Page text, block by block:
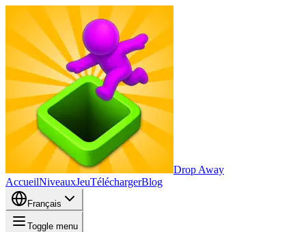
Drop Away
AccueilNiveauxJeuTéléchargerBlog
Français
Toggle menu